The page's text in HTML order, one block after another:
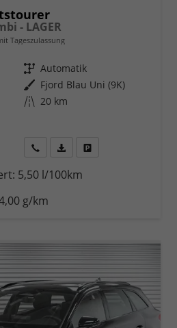
- LAGER
Tageszulassung
Getriebe Automatik
Außenfarbe Fjord Blau Uni (9K)
Kilometerstand 20 km
anfordern
Datei,
5,50 l/100km
g/km